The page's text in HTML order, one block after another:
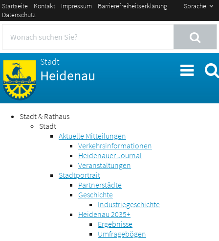
Sprache
Startseite Kontakt Impressum
Barrierefreiheitserklärung
Datenschutz
Stadt
Heidenau
Stadt & Rathaus
Stadt
Aktuelle Mitteilungen
Verkehrsinformationen
Heidenauer Journal
Veranstaltungen
Stadtportrait
Partnerstädte
Geschichte
Industriegeschichte
Heidenau 2035+
Ergebnisse
Umfragebögen